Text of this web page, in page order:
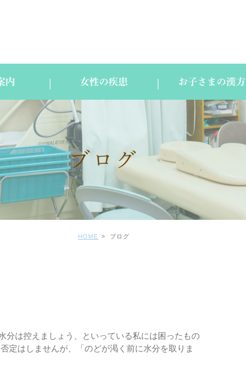
内 女性の疾患 お子さまの漢方
ブログ
HOME ブログ
分は控えましょう、といっている私には困ったもの
定はしませんが、「のどが渇く前に水分を取りま